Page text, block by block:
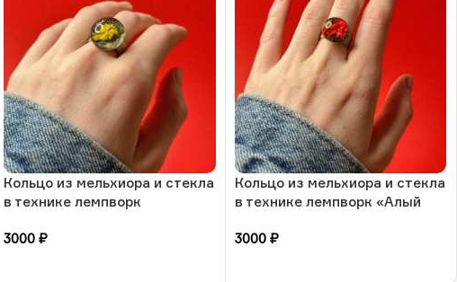
Кольцо из мельхиора и стекла
в технике лемпворк
3000₽
Кольцо из мельхиора и стекла
в технике лемпворк «Алый
3000 ₽